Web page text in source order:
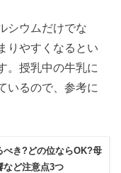
シウムだけでな
りやすくなるとい
。授乳中の牛乳に
いるので、参考に
べき?どの位ならOK?母
など注意点3つ